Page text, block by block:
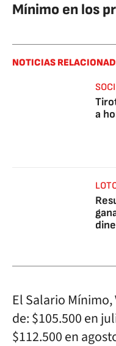
Mínimo en los
NOTICIAS
a
El Salario
de: $105.500 en
$112.500 en